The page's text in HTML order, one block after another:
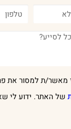
מאשר/ת למסור את
של האתר. ידוע לי